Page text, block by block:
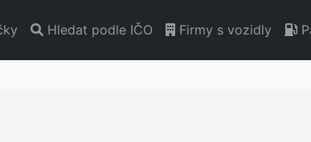
Hledat podle IČO Firmy s vozidly